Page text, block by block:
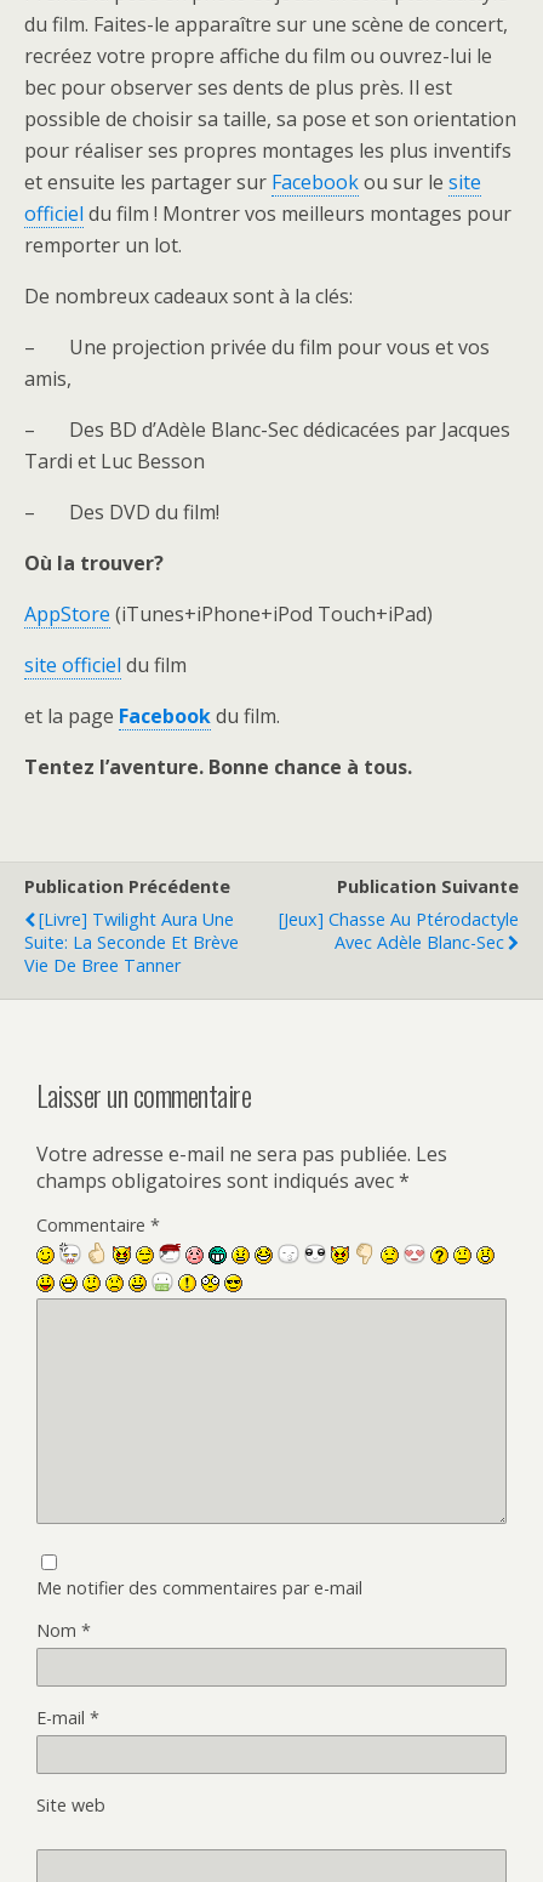
du film. Faites-le apparaître sur une scène de concert,
recréez votre propre affiche du film ou ouvrez-lui le
bec pour observer ses dents de plus près. Il est
possible de choisir sa taille, sa pose et son orientation
pour réaliser ses propres montages les plus inventifs
et ensuite les partager sur Facebookou sur le site
officiel du film ! Montrer vos meilleurs montages pour
remporter un lot.
De nombreux cadeaux sont à la clés:
– Une projection privée du film pour vous et vos
amis,
– Des BD d’Adèle Blanc-Sec dédicacées par Jacques
Tardi et Luc Besson
– Des DVD du film!
Où la trouver?
AppStore (iTunes+iPhone+iPod Touch+iPad)
site officiel du film
et la page Facebookdu film.
Tentez l’aventure. Bonne chance à tous.
Publication Précédente
[Livre] Twilight Aura Une
Suite: La Seconde Et Brève
Vie De Bree Tanner
Publication Suivante
[Jeux] Chasse Au Ptérodactyle
Avec Adèle Blanc-Sec
Laisser un commentaire
Votre adresse e-mail ne sera pas publiée. Les
champs obligatoires sont indiqués avec*
Commentaire *
Me notifier des commentaires par e-mail
Nom *
E-mail *
Site web